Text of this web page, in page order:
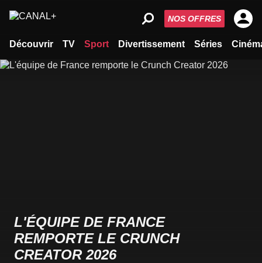
Découvrir TV Sport Divertissement Séries
NOS OFFRES
L'ÉQUIPE DE FRANCE
REMPORTE LE CRUNCH
CREATOR 2026